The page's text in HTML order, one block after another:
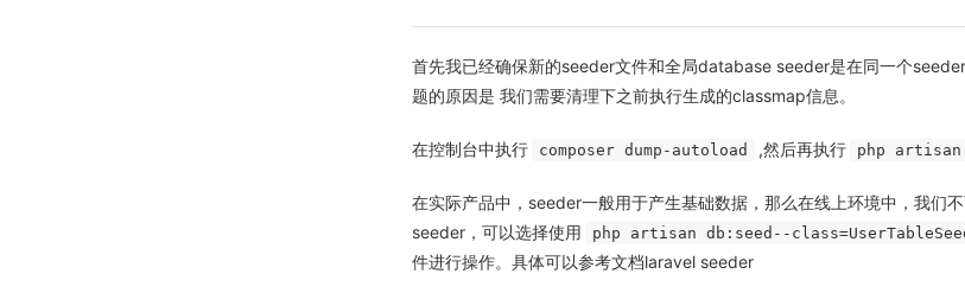
首先我已经确保新的seeder文件和全局database seeder是在同一个
题的原因是 我们需要清理下之前执行生成的classmap信息。
在控制台中执行 composer dump-autoload ,然后再执行 php artisan
在实际产品中，seeder一般用于产生基础数据，那么在线上环境中，我们
seeder，可以选择使用
php artisan db:seed--
件进行操作。具体可以参考文档laravel seeder